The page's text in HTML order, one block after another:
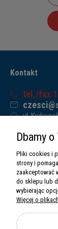
Kontakt
tel./fax
ul.
Sawim
NIP:
REGON:
O nas
Informacje
Dbamy
Pliki cookies i
strony i
zaakceptować
do sklepu lub
wybierając
Więcej o